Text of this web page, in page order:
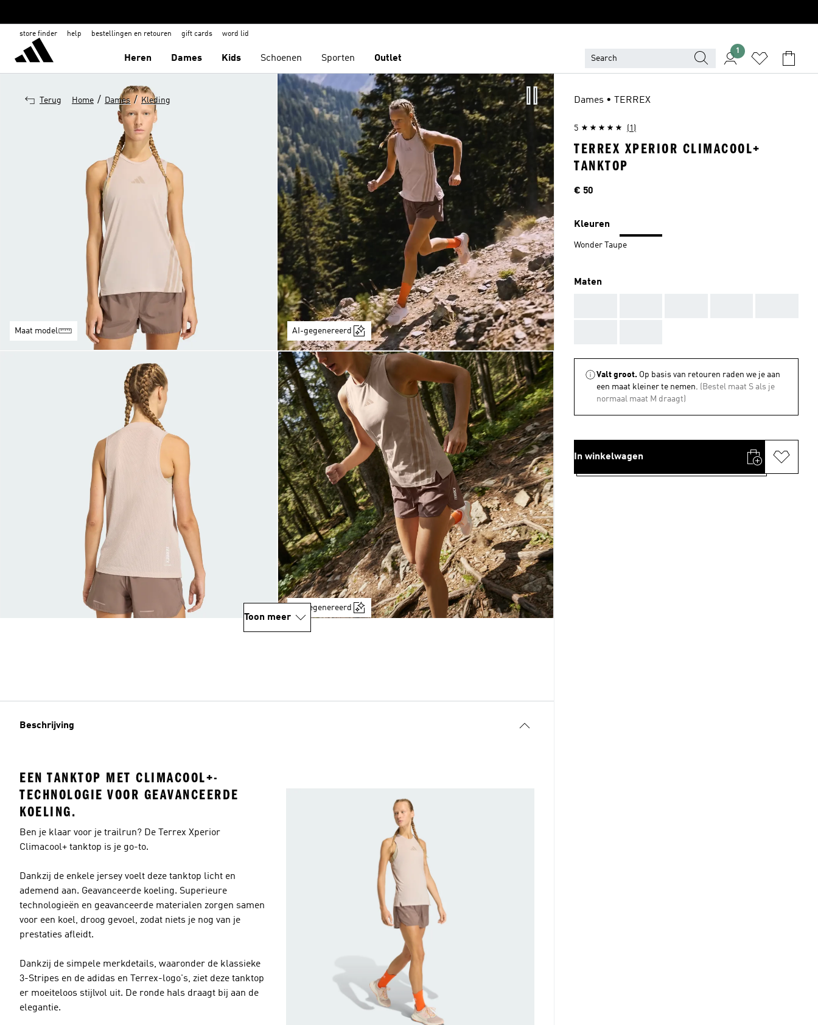
store finder help bestellingen en retouren gift cards word lid
Heren Dames Kids Schoenen Sporten Outlet
1
Terug Home / Dames / Kleding
Maat model AI-gegenereerd
AI-gegenereerd
Toon meer
Beschrijving
EEN TANKTOP MET CLIMACOOL+-
TECHNOLOGIE VOOR GEAVANCEERDE
KOELING.
Ben je klaar voor je trailrun? De Terrex Xperior
Climacool+ tanktop is je go-to.
Dankzij de enkele jersey voelt deze tanktop licht en
ademend aan. Geavanceerde koeling. Superieure
technologieën en geavanceerde materialen zorgen samen
voor een koel, droog gevoel, zodat niets je nog van je
prestaties afleidt.
Dankzij de simpele merkdetails, waaronder de klassieke
3-Stripes en de adidas en Terrex-logo's, ziet deze tanktop
er moeiteloos stijlvol uit. De ronde hals draagt bij aan de
elegantie.
Dames • TERREX
5 (1)
TERREX XPERIOR CLIMACOOL+
TANKTOP
Prijs
€ 50
Kleuren
Wonder Taupe
Maten
Valt groot. Op basis van retouren raden we je aan
een maat kleiner te nemen. (Bestel maat S als je
normaal maat M draagt)
In winkelwagen